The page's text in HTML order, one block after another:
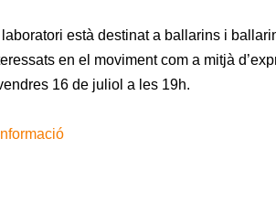
està destinat a ballarins i
en el moviment com a mitjà
16 de juliol a les 19h.